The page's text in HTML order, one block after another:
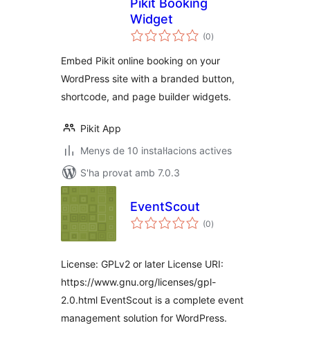
Pikit Booking
Widget
(0puntuacions
totals
)
Embed Pikit online booking on your
WordPress site with a branded button,
shortcode, and page builder widgets.
Pikit App
Menys de 10 instal·lacions actives
S'ha provat amb 7.0.3
EventScout
(0puntuacions
totals
)
License: GPLv2 or later License URI:
https://www.gnu.org/licenses/gpl-
2.0.html EventScout is a complete event
management solution for WordPress.